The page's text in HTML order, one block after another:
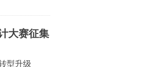
大赛征集
型升级